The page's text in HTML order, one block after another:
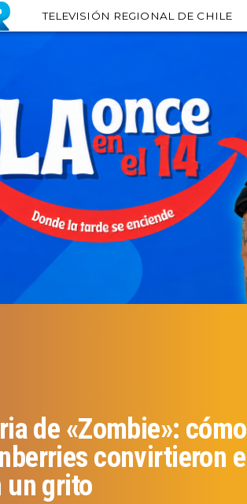
TELEVISIÓN REGIONAL DE CHILE
de «Zombie»: cómo
convirtieron el
un grito